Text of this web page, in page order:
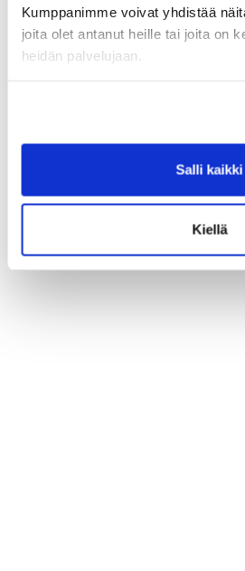
Kumppanimme voivat yhdistää
joita olet antanut heille tai joita on
heidän palvelujaan.
Salli kaikki
Kiellä